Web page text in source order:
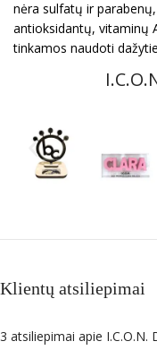
nėra sulfatų ir
antioksidantų, vitaminų
tinkamos naudoti
Klientų atsiliepimai
3 atsiliepimai apie I.C.O.N.